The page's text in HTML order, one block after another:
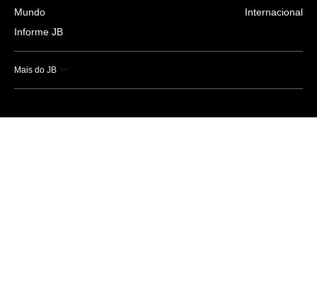
Mundo
Informe JB
Internacional
Mais do JB
Esportes